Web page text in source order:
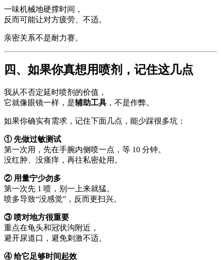
一味机械地硬撑时间，
反而可能让对方疲劳、不适。
亲密关系不是耐力赛。
四、如果你真想用喷剂，记住这几点
我从不否定延时喷剂的价值，
它就像眼镜一样，是辅助工具 ，不是作弊。
如果你确实有需求，记住下面几点，能少踩很多坑：
① 先做过敏测试
第一次用，先在手腕内侧喷一点，等 10 分钟。
没红肿、没瘙痒，再往私密处用。
② 用量宁少勿多
第一次先 1 喷，别一上来就猛。
喷多导致“没感觉”，反而更扫兴。
③ 喷对地方很重要
重点在龟头和冠状沟附近，
避开尿道口，避免刺激不适。
④ 给它足够时间起效